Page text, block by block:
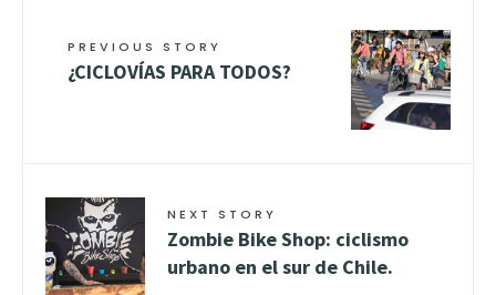
PREVIOUS STORY
¿CICLOVÍAS PARA TODOS?
NEXT STORY
Zombie Bike Shop: ciclismo
urbano en el sur de Chile.